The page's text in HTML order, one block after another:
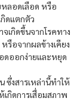
หลอดเลือด หรือ
ดแตกตัว
จเกิดขึ้นจากโรคทาง
รือจากผลข้างเคียง
ดออกง่ายและหยุด
ซึ่งสารเหล่านี้ทำให้
กิดการเสื่อมสภาพ